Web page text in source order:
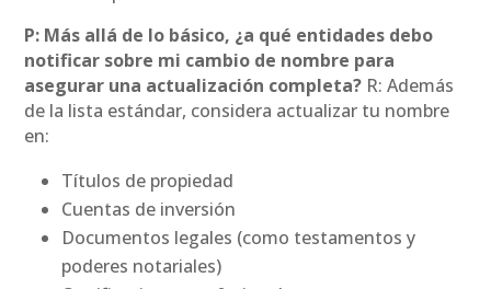
P: Más allá de lo básico, ¿a qué entidades debo
notificar sobre mi cambio de nombre para
asegurar una actualización completa? R: Además
de la lista estándar, considera actualizar tu nombre
en:
Títulos de propiedad
Cuentas de inversión
Documentos legales (como testamentos y
poderes notariales)